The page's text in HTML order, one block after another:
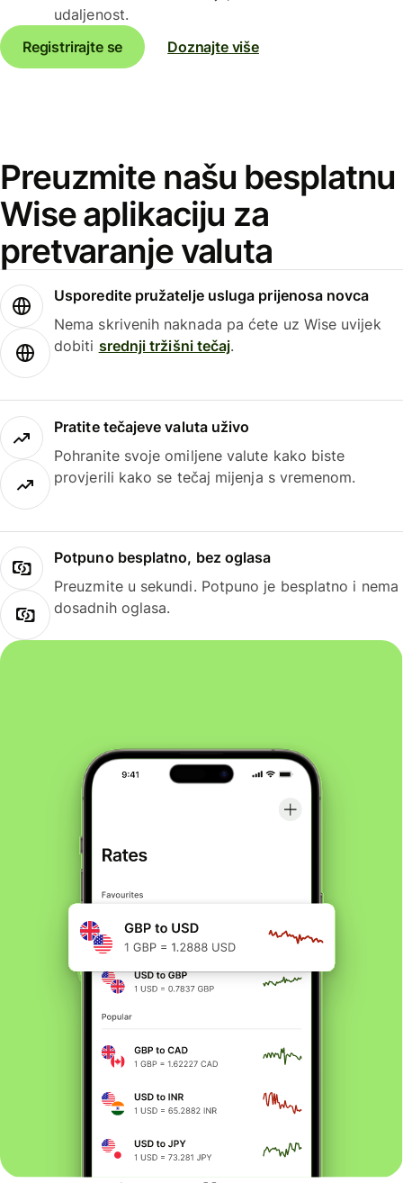
udaljenost.
Registrirajte se
Doznajte više
Preuzmite našu besplatnu
Wise aplikaciju za
pretvaranje valuta
Usporedite pružatelje usluga prijenosa novca
Nema skrivenih naknada pa ćete uz Wise uvijek
dobiti srednji tržišni tečaj.
Pratite tečajeve valuta uživo
Pohranite svoje omiljene valute kako biste
provjerili kako se tečaj mijenja s vremenom.
Potpuno besplatno, bez oglasa
Preuzmite u sekundi. Potpuno je besplatno i nema
dosadnih oglasa.